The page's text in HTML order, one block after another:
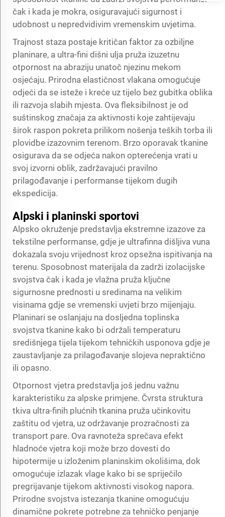
čak i kada je mokra, osiguravajući sigurnost i
udobnost u nepredvidivim vremenskim uvjetima.
Trajnost staza postaje kritičan faktor za ozbiljne
planinare, a ultra-fini dišni ulja pruža izuzetnu
otpornost na abraziju unatoč njezinu mekom
osjećaju. Prirodna elastičnost vlakana omogućuje
odjeći da se isteže i kreće uz tijelo bez gubitka oblika
ili razvoja slabih mjesta. Ova fleksibilnost je od
suštinskog značaja za aktivnosti koje zahtijevaju
širok raspon pokreta prilikom nošenja teških torba ili
plovidbe izazovnim terenom. Brzo oporavak tkanine
osigurava da se odjeća nakon opterećenja vrati u
svoj izvorni oblik, zadržavajući pravilno
prilagođavanje i performanse tijekom dugih
ekspedicija.
Alpski i planinski sportovi
Alpsko okruženje predstavlja ekstremne izazove za
tekstilne performanse, gdje je ultrafinna dišljiva vuna
dokazala svoju vrijednost kroz opsežna ispitivanja na
terenu. Sposobnost materijala da zadrži izolacijske
svojstva čak i kada je vlažna pruža ključne
sigurnosne prednosti u sredinama na velikim
visinama gdje se vremenski uvjeti brzo mijenjaju.
Planinari se oslanjaju na dosljedna toplinska
svojstva tkanine kako bi održali temperaturu
središnjega tijela tijekom tehničkih usponova gdje je
zaustavljanje za prilagođavanje slojeva nepraktično
ili opasno.
Otpornost vjetra predstavlja još jednu važnu
karakteristiku za alpske primjene. Čvrsta struktura
tkiva ultra-finih plućnih tkanina pruža učinkovitu
zaštitu od vjetra, uz održavanje prozračnosti za
transport pare. Ova ravnoteža sprečava efekt
hladnoće vjetra koji može brzo dovesti do
hipotermije u izloženim planinskim okolišima, dok
omogućuje izlazak vlage kako bi se spriječilo
pregrijavanje tijekom aktivnosti visokog napora.
Prirodne svojstva istezanja tkanine omogućuju
dinamične pokrete potrebne za tehničko penjanje